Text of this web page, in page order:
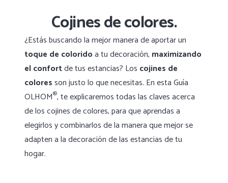
Cojines de colores.
¿Estás buscando la mejor manera de aportar un
toque de coloridoa tu decoración, maximizando
el confortde tus estancias? Los cojines de
coloresson justo lo que necesitas. En esta Guía
OLHOM®, te explicaremos todas las claves acerca
de los cojines de colores, para que aprendas a
elegirlos y combinarlos de la manera que mejor se
adapten a la decoración de las estancias de tu
hogar.